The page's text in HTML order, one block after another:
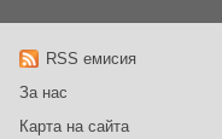
RSS емисия
За нас
Карта на сайта